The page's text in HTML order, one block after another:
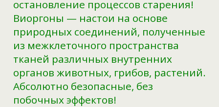
остановление процессов старения!
Виоргоны — настои на основе
природных соединений, полученные
из межклеточного пространства
тканей различных внутренних
органов животных, грибов, растений.
Абсолютно безопасные, без
побочных эффектов!